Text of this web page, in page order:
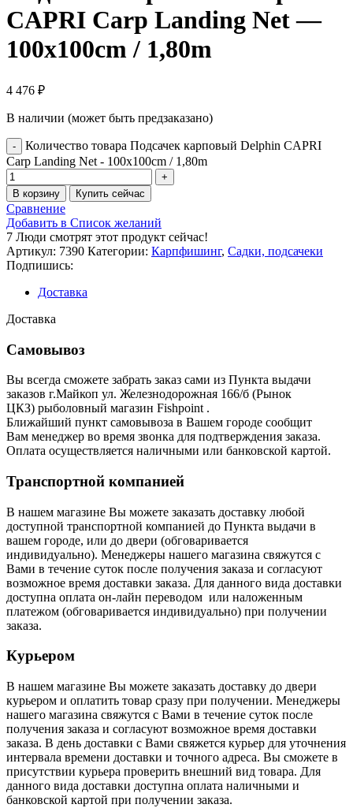
CAPRI Carp Landing Net —
100x100cm / 1,80m
4 476 ₽
В наличии (может быть предзаказано)
Количество товара Подсачек карповый Delphin CAPRI
Carp Landing Net - 100x100cm / 1,80m
В корзину Купить сейчас
Сравнение
Добавить в Список желаний
7 Люди смотрят этот продукт сейчас!
Артикул: 7390 Категории: Карпфишинг, Садки, подсачеки
Подпишись:
Доставка
Доставка
Самовывоз
Вы всегда сможете забрать заказ сами из Пункта выдачи
заказов г.Майкоп ул. Железнодорожная 166/б (Рынок
ЦКЗ) рыболовный магазин Fishpoint .
Ближайший пункт самовывоза в Вашем городе сообщит
Вам менеджер во время звонка для подтверждения заказа.
Оплата осуществляется наличными или банковской картой.
Транспортной компанией
В нашем магазине Вы можете заказать доставку любой
доступной транспортной компанией до Пункта выдачи в
вашем городе, или до двери (обговаривается
индивидуально). Менеджеры нашего магазина свяжутся с
Вами в течение суток после получения заказа и согласуют
возможное время доставки заказа. Для данного вида доставки
доступна оплата он-лайн переводом или наложенным
платежом (обговаривается индивидуально) при получении
заказа.
Курьером
В нашем магазине Вы можете заказать доставку до двери
курьером и оплатить товар сразу при получении. Менеджеры
нашего магазина свяжутся с Вами в течение суток после
получения заказа и согласуют возможное время доставки
заказа. В день доставки с Вами свяжется курьер для уточнения
интервала времени доставки и точного адреса. Вы сможете в
присутствии курьера проверить внешний вид товара. Для
данного вида доставки доступна оплата наличными и
банковской картой при получении заказа.